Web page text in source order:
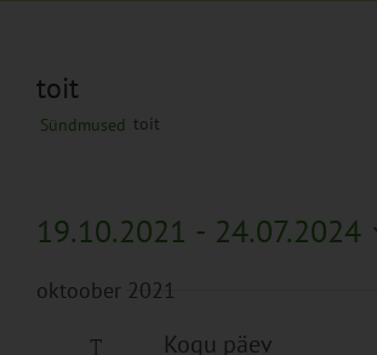
toit
Sündmused toit
19.10.2021 - 24.07.2024
kuupäev.
oktoober 2021
T Kogu päev